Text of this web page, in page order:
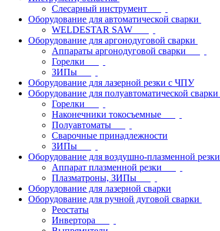
Слесарный инструмент
Оборудование для автоматической сварки
WELDESTAR SAW
Оборудование для аргонодуговой сварки
Аппараты аргонодуговой сварки
Горелки
ЗИПы
Оборудование для лазерной резки с ЧПУ
Оборудование для полуавтоматической сварки
Горелки
Наконечники токосъемные
Полуавтоматы
Сварочные принадлежности
ЗИПы
Оборудование для воздушно-плазменной резки
Аппарат плазменной резки
Плазматроны, ЗИПы
Оборудование для лазерной сварки
Оборудование для ручной дуговой сварки
Реостаты
Инвертора